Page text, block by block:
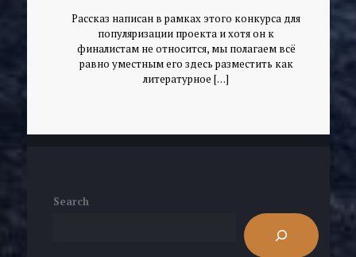
Рассказ написан в рамках этого конкурса для
популяризации проекта и хотя он к
финалистам не относится, мы полагаем всё
равно уместным его здесь разместить как
литературное […]
Search